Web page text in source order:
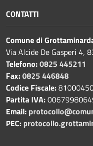
CONTATTI
Comune di
Via Alcide De Gasperi 4,
Telefono:0825 445211
Fax:0825 446848
Codice Fiscale:
Partita IVA:
Email:
PEC: